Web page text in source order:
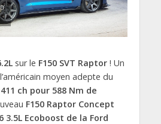
sur le F150 SVT Raptor! Un
moyen adepte du
ch pour 588 Nm de
F150 Raptor Concept
3.5L Ecoboost de la Ford